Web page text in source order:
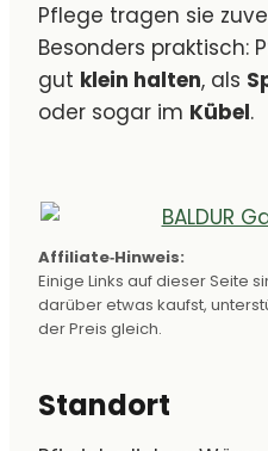
Pflege tragen sie
Besonders praktisch:
gut klein halten, als
oder sogar im Kübel.
Affiliate‑Hinweis:
Einige Links auf dieser Seite
darüber etwas kaufst,
der Preis gleich.
Standort